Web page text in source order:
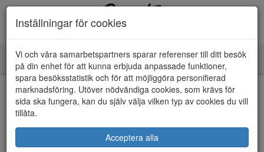
Toggle
navigation
HEM
Inställningar för cookies
Vi och våra samarbetspartners sparar referenser till ditt besök
på din enhet för att kunna erbjuda anpassade funktioner,
spara besöksstatistik och för att möjliggöra personifierad
marknadsföring. Utöver nödvändiga cookies, som krävs för
sida ska fungera, kan du själv välja vilken typ av cookies du vill
tillåta.
Acceptera alla